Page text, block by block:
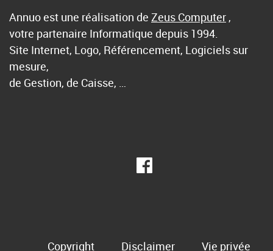
Annuo est une réalisation de Zeus Computer ,
votre partenaire Informatique depuis 1994.
Site Internet, Logo, Référencement, Logiciels sur
mesure,
de Gestion, de Caisse, …
Copyright Disclaimer Vie privée